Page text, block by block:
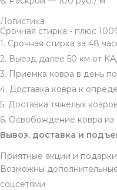
Логистика
Срочная стирка - плюс
1. Срочная стирка за 48
2. Выезд далее 50 км от
3. Приемка ковра в день
4. Доставка ковра к
5. Доставка тяжелых
6. Освобождение ковра
Вывоз, доставка и
Приятные акции и
Возможны
соцсетями